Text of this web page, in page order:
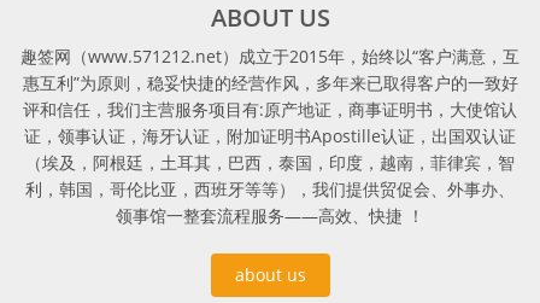
ABOUT US
趣签网（www.571212.net）成立于2015年，始终以“客户满意，互
惠互利”为原则，稳妥快捷的经营作风，多年来已取得客户的一致好
评和信任，我们主营服务项目有:原产地证，商事证明书，大使馆认
证，领事认证，海牙认证，附加证明书Apostille认证，出国双认证
（埃及，阿根廷，土耳其，巴西，泰国，印度，越南，菲律宾，智
利，韩国，哥伦比亚，西班牙等等），我们提供贸促会、外事办、
领事馆一整套流程服务——高效、快捷 ！
about us